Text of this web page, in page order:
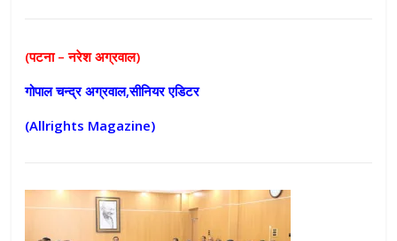
(पटना – नरेश अग्रवाल)
गोपाल चन्द्र अग्रवाल,सीनियर एडिटर
(Allrights Magazine)